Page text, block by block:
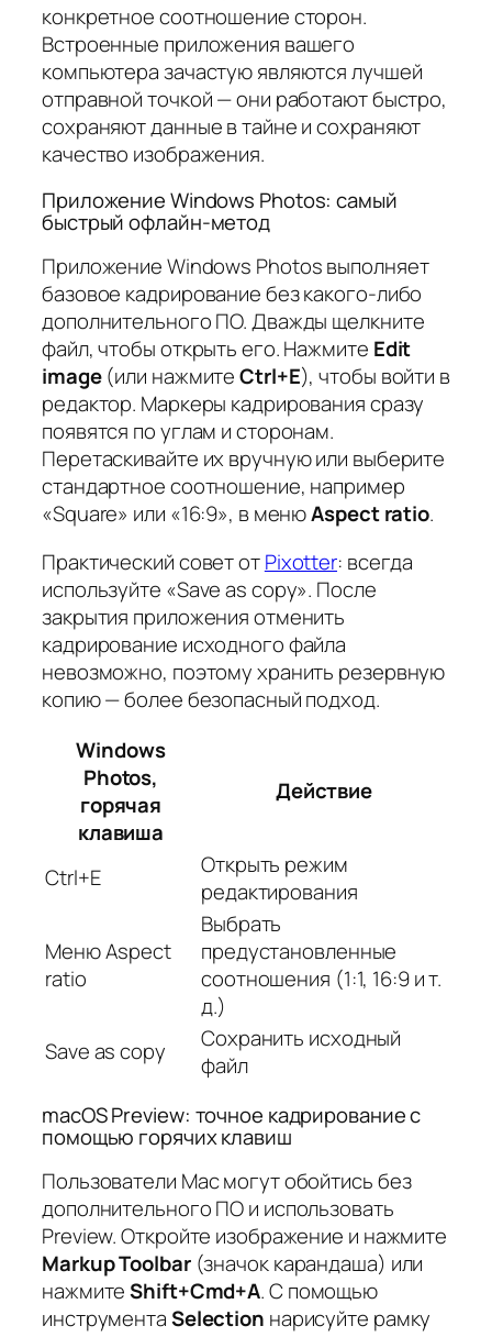
конкретное соотношение сторон.
Встроенные приложения вашего
компьютера зачастую являются лучшей
отправной точкой — они работают быстро,
сохраняют данные в тайне и сохраняют
качество изображения.
Приложение Windows Photos: самый
быстрый офлайн-метод
Приложение Windows Photos выполняет
базовое кадрирование без какого-либо
дополнительного ПО. Дважды щелкните
файл, чтобы открыть его. Нажмите Edit
image(или нажмитеCtrl+E), чтобы войти в
редактор. Маркеры кадрирования сразу
появятся по углам и сторонам.
Перетаскивайте их вручную или выберите
стандартное соотношение, например
«Square» или «16:9», в менюAspect ratio.
Практический совет отPixotter: всегда
используйте «Save as copy». После
закрытия приложения отменить
кадрирование исходного файла
невозможно, поэтому хранить резервную
копию — более безопасный подход.
Windows
Photos,
горячая
клавиша
Действие
Ctrl+E
Открыть режим
редактирования
Меню Aspect
ratio
Выбрать
предустановленные
соотношения (1:1, 16:9 и т.
д.)
Save as copy
Сохранить исходный
файл
macOS Preview: точное кадрирование с
помощью горячих клавиш
Пользователи Mac могут обойтись без
дополнительного ПО и использовать
Preview. Откройте изображение и нажмите
Markup Toolbar(значок карандаша) или
нажмитеShift+Cmd+A. С помощью
инструментаSelection нарисуйте рамку